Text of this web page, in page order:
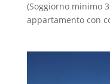
(Soggiorno minimo
appartamento con